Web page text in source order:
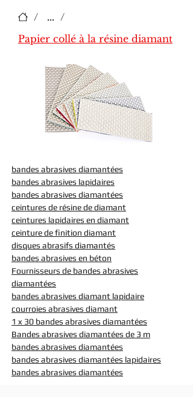
/ ... /
Papier collé à la résine diamant
bandes abrasives diamantées
bandes abrasives lapidaires
bandes abrasives diamantées
ceintures de résine de diamant
ceintures lapidaires en diamant
ceinture de finition diamant
disques abrasifs diamantés
bandes abrasives en béton
Fournisseurs de bandes abrasives
diamantées
bandes abrasives diamant lapidaire
courroies abrasives diamant
1 x 30 bandes abrasives diamantées
Bandes abrasives diamantées de 3 m
bandes abrasives diamantées
bandes abrasives diamantées lapidaires
bandes abrasives diamantées